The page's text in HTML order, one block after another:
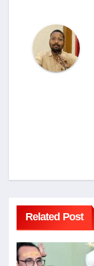
Related Post